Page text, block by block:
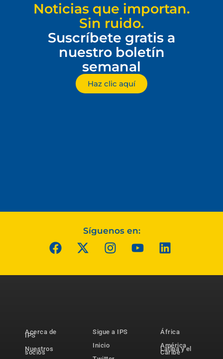
Noticias que importan.
Sin ruido.
Suscríbete gratis a
nuestro boletín
semanal
Haz clic aquí
Síguenos en:
Acerca de
IPS
Nuestros
socios
Sigue a IPS
Inicio
África
América
Latina y el
Caribe